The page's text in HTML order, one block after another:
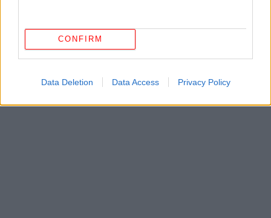
CONFIRM
Data Deletion Data Access Privacy Policy
Κρίσταλ Πάλας - Ράγιο Βαγιεκάνο 1-0: Δεν αφήνουν...
τίποτα οι Άγγλοι - Σήκωσε το Conference League με γκολ